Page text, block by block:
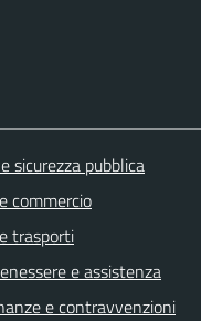
sicurezza pubblica
commercio
trasporti
e assistenza
e contravvenzioni